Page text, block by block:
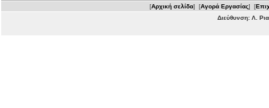
[Αρχική σελίδα] [Αγορά Εργασίας] [
Διεύθυνση: Λ.